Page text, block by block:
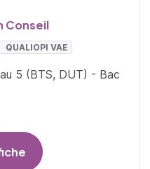
Conseil
QUALIOPI VAE
5 (BTS, DUT) - Bac